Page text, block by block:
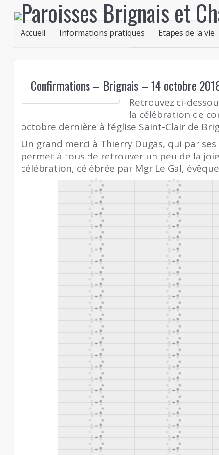
Accueil Informations pratiques Etapes de la vie
Confirmations – Brignais – 14 octobre
Retrouvez ci-
la célébration de
octobre dernière à l’église Saint-Clair de
Un grand merci à Thierry Dugas, qui par
permet à tous de retrouver un peu de la
célébration, célébrée par Mgr Le Gal,